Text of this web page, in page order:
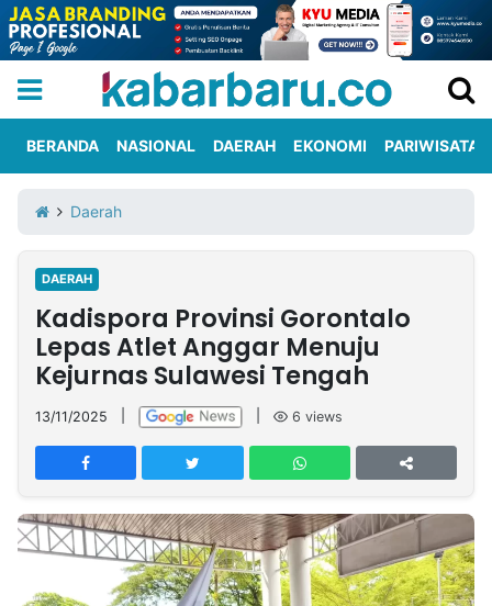
Iklan
Berita
Kami
Nasional
International
Olahraga
Entertainment
Daerah
Pariwisata
Kuliner
Kolom
Network
PT
TREETAN
INDONESIA
Partner
BERANDA NASIONAL DAERAH EKONOMI PARIWISATA
Daerah
DAERAH
Kadispora Provinsi Gorontalo
Lepas Atlet Anggar Menuju
Kejurnas Sulawesi Tengah
13/11/2025 6 views